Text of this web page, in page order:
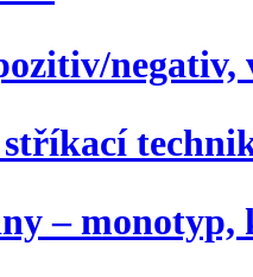
negativ,
– monotyp,